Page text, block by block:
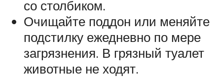
со столбиком.
Очищайте поддон или меняйте
подстилку ежедневно по мере
загрязнения. В грязный туалет
животные не ходят.